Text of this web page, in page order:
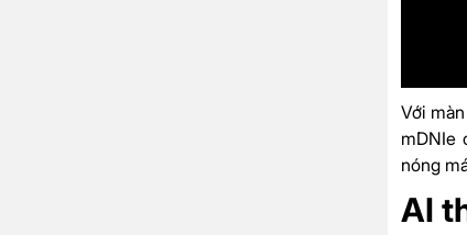
Với
mDNIe
nóng
AI